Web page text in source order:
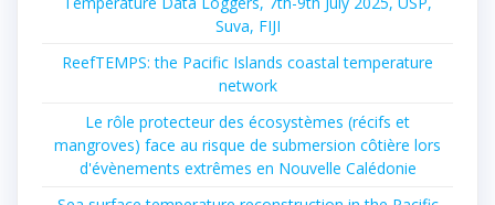
Suva, FIJI
ReefTEMPS: the Pacific Islands coastal temperature
network
Le rôle protecteur des écosystèmes (récifs et
mangroves) face au risque de submersion côtière lors
d'évènements extrêmes en Nouvelle Calédonie